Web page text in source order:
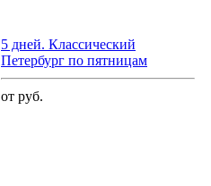
5 дней. Классический
Петербург по пятницам
от руб.